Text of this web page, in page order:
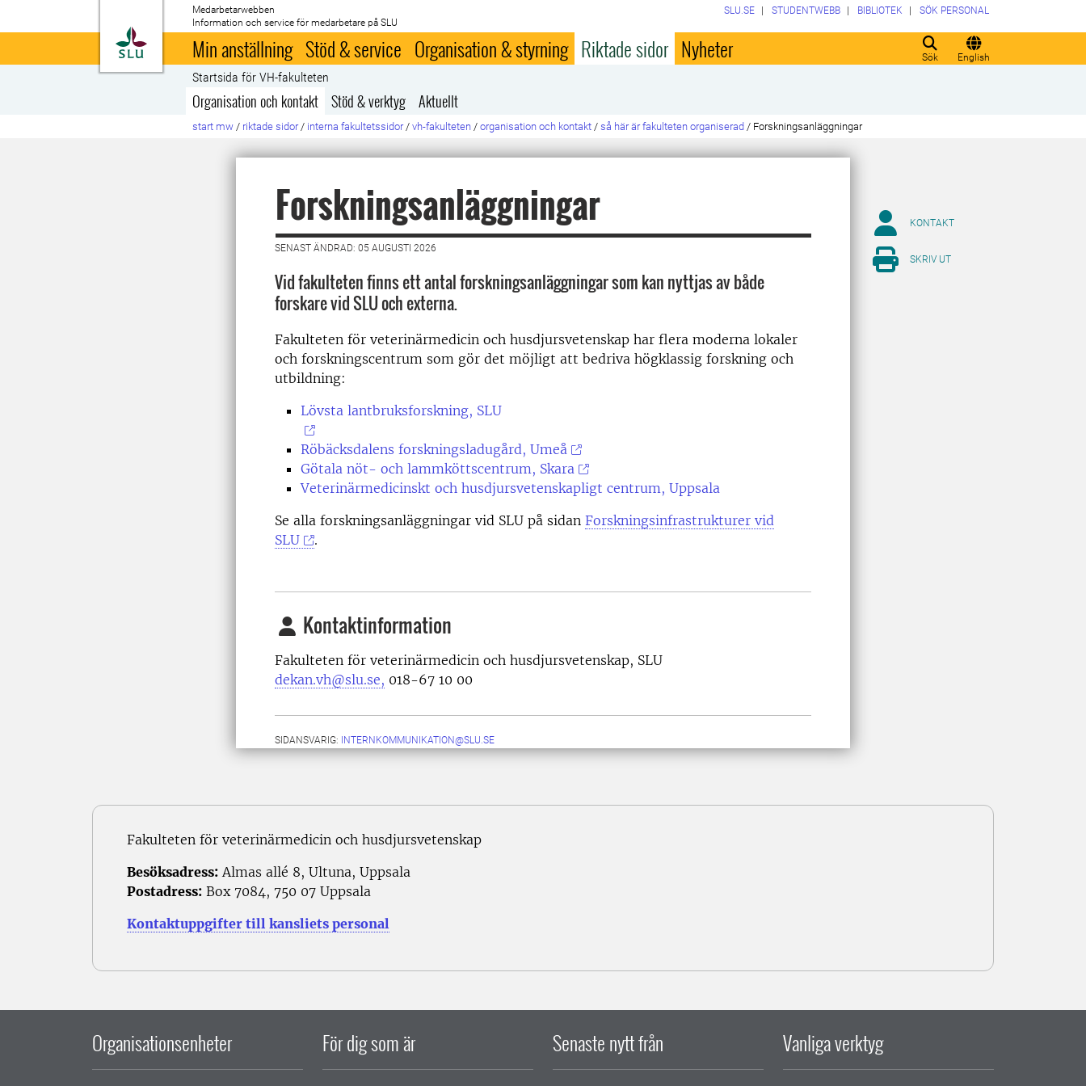
Till startsida
Medarbetarwebben
Information och service för medarbetare på SLU
Sök English
SLU.SE STUDENTWEBB BIBLIOTEK SÖK PERSONAL
Min anställning Stöd & service Organisation & styrning Riktade sidor Nyheter
Startsida för VH-fakulteten
Organisation och kontakt Stöd & verktyg Aktuellt
start mw / riktade sidor / interna fakultetssidor / vh-fakulteten / organisation och kontakt / så här är fakulteten organiserad / Forskningsanläggningar
Forskningsanläggningar
SENAST ÄNDRAD: 05 AUGUSTI 2026
Vid fakulteten finns ett antal forskningsanläggningar som kan nyttjas av både
forskare vid SLU och externa.
Fakulteten för veterinärmedicin och husdjursvetenskap har flera moderna lokaler
och forskningscentrum som gör det möjligt att bedriva högklassig forskning och
utbildning:
Lövsta lantbruksforskning, SLU
Röbäcksdalens forskningsladugård, Umeå
Götala nöt- och lammköttscentrum, Skara
Veterinärmedicinskt och husdjursvetenskapligt centrum, Uppsala
Se alla forskningsanläggningar vid SLU på sidan Forskningsinfrastrukturer vid
SLU
.
Kontaktinformation
Fakulteten för veterinärmedicin och husdjursvetenskap, SLU
dekan.vh@slu.se, 018-67 10 00
SIDANSVARIG: INTERNKOMMUNIKATION@SLU.SE
KONTAKT
SKRIV UT
Fakulteten för veterinärmedicin och husdjursvetenskap
Besöksadress: Almas allé 8, Ultuna, Uppsala
Postadress: Box 7084, 750 07 Uppsala
Kontaktuppgifter till kansliets personal
Organisationsenheter För dig som är Senaste nytt från Vanliga verktyg